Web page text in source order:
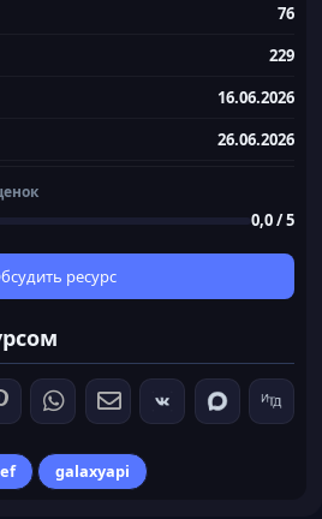
76
229
16.06.2026
26.06.2026
0,0 / 5
ресурс
galaxyapi